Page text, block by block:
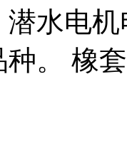
潜水电
。 橡